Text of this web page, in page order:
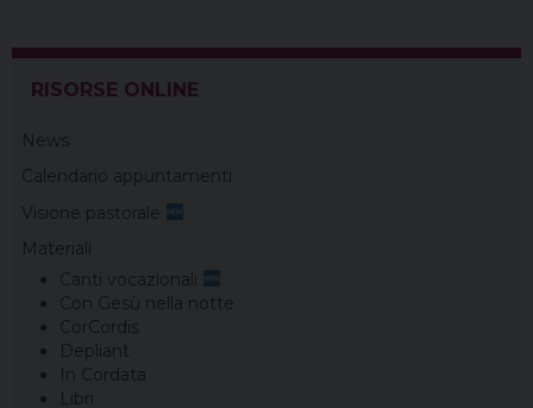
RISORSE ONLINE
News
Calendario appuntamenti
Visione pastorale
Materiali
Canti vocazionali
Con Gesù nella notte
CorCordis
Depliant
In Cordata
Libri